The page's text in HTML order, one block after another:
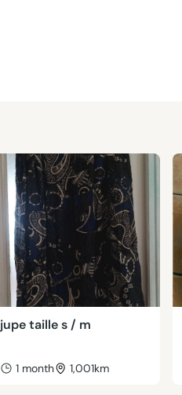
jupe taille s / m
1 month 1,001km